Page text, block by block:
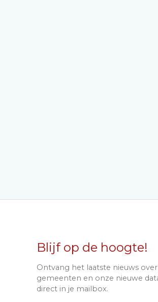
Blijf op de hoogte!
Ontvang het laatste nieuws
gemeenten en onze nieuwe
direct in je mailbox.